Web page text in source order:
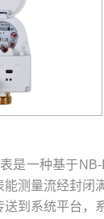
是一种基于
能测量流经封闭
到系统平台，